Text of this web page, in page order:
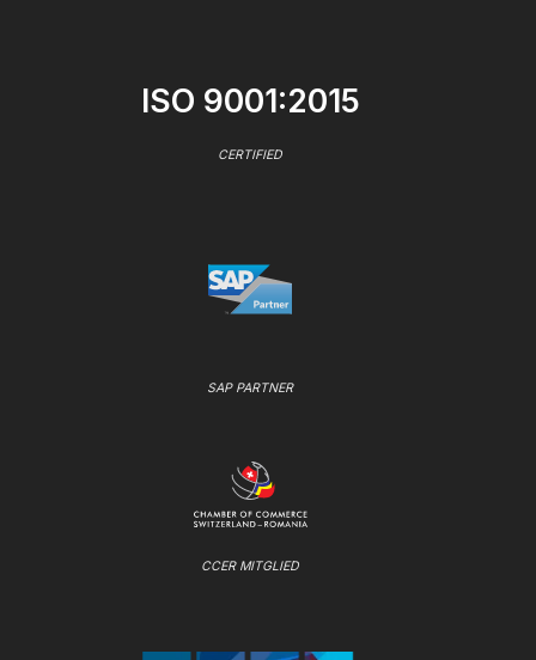
ISO 9001:2015
CERTIFIED
SAP PARTNER
CCER MITGLIED